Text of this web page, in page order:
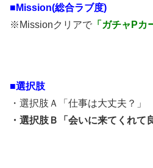
■Mission(総合ラブ度)
※Missionクリアで 「ガチャPカ
■選択肢
・選択肢Ａ「仕事は大丈夫？」
・選択肢Ｂ「会いに来てくれて